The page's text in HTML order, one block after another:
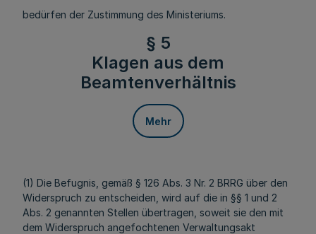
bedürfen der Zustimmung des Ministeriums.
§ 5
Klagen aus dem
Beamtenverhältnis
Mehr
(1) Die Befugnis, gemäß § 126 Abs. 3 Nr. 2 BRRG über den
Widerspruch zu entscheiden, wird auf die in §§ 1 und 2
Abs. 2 genannten Stellen übertragen, soweit sie den mit
dem Widerspruch angefochtenen Verwaltungsakt